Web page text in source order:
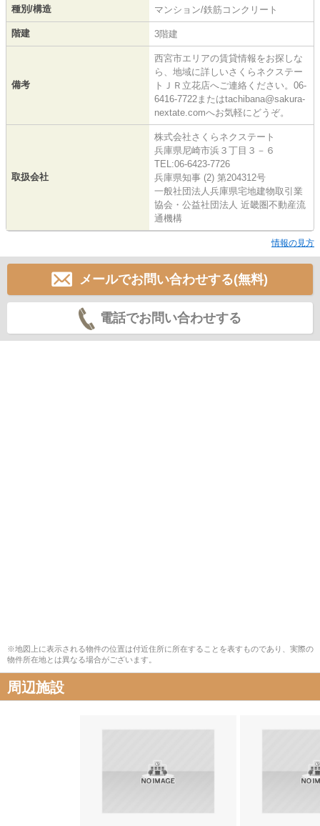
種別/構造 マンション/鉄筋コンクリート
階建 3階建
備考
西宮市エリアの賃貸情報をお探しな
ら、地域に詳しいさくらネクステー
トＪＲ立花店へご連絡ください。06-
6416-7722またはtachibana@sakura-
nextate.comへお気軽にどうぞ。
取扱会社
株式会社さくらネクステート
兵庫県尼崎市浜３丁目３－６
TEL:06-6423-7726
兵庫県知事 (2) 第204312号
一般社団法人兵庫県宅地建物取引業
協会・公益社団法人 近畿圏不動産流
通機構
情報の見方
メールでお問い合わせする(無料)
電話でお問い合わせする
※地図上に表示される物件の位置は付近住所に所在することを表すものであり、実際の
物件所在地とは異なる場合がございます。
周辺施設